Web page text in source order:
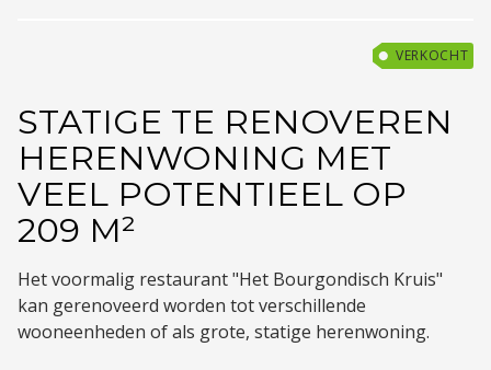
STATIGE TE RENOVEREN
HERENWONING MET
VEEL POTENTIEEL OP
209 M²
VERKOCHT
Het voormalig restaurant "Het Bourgondisch Kruis"
kan gerenoveerd worden tot verschillende
wooneenheden of als grote, statige herenwoning.